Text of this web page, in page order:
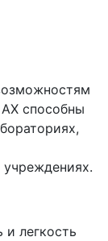
способны
учреждениях.
и легкость